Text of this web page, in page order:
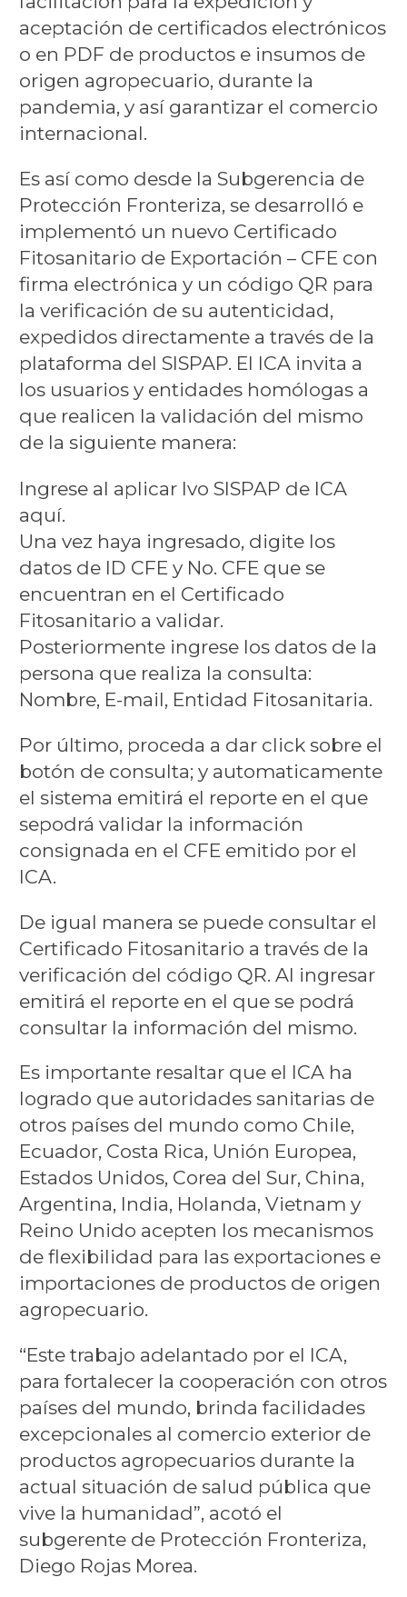
aceptación de certificados electrónicos
o en PDF de productos e insumos de
origen agropecuario, durante la
pandemia, y así garantizar el comercio
internacional.
Es así como desde la Subgerencia de
Protección Fronteriza, se desarrolló e
implementó un nuevo Certificado
Fitosanitario de Exportación – CFE con
firma electrónica y un código QR para
la verificación de su autenticidad,
expedidos directamente a través de la
plataforma del SISPAP. El ICA invita a
los usuarios y entidades homólogas a
que realicen la validación del mismo
de la siguiente manera:
Ingrese al aplicar Ivo SISPAP de ICA
aquí.
Una vez haya ingresado, digite los
datos de ID CFE y No. CFE que se
encuentran en el Certificado
Fitosanitario a validar.
Posteriormente ingrese los datos de la
persona que realiza la consulta:
Nombre, E-mail, Entidad Fitosanitaria.
Por último, proceda a dar click sobre el
botón de consulta; y automaticamente
el sistema emitirá el reporte en el que
sepodrá validar la información
consignada en el CFE emitido por el
ICA.
De igual manera se puede consultar el
Certificado Fitosanitario a través de la
verificación del código QR. Al ingresar
emitirá el reporte en el que se podrá
consultar la información del mismo.
Es importante resaltar que el ICA ha
logrado que autoridades sanitarias de
otros países del mundo como Chile,
Ecuador, Costa Rica, Unión Europea,
Estados Unidos, Corea del Sur, China,
Argentina, India, Holanda, Vietnam y
Reino Unido acepten los mecanismos
de flexibilidad para las exportaciones e
importaciones de productos de origen
agropecuario.
“Este trabajo adelantado por el ICA,
para fortalecer la cooperación con otros
países del mundo, brinda facilidades
excepcionales al comercio exterior de
productos agropecuarios durante la
actual situación de salud pública que
vive la humanidad”, acotó el
subgerente de Protección Fronteriza,
Diego Rojas Morea.